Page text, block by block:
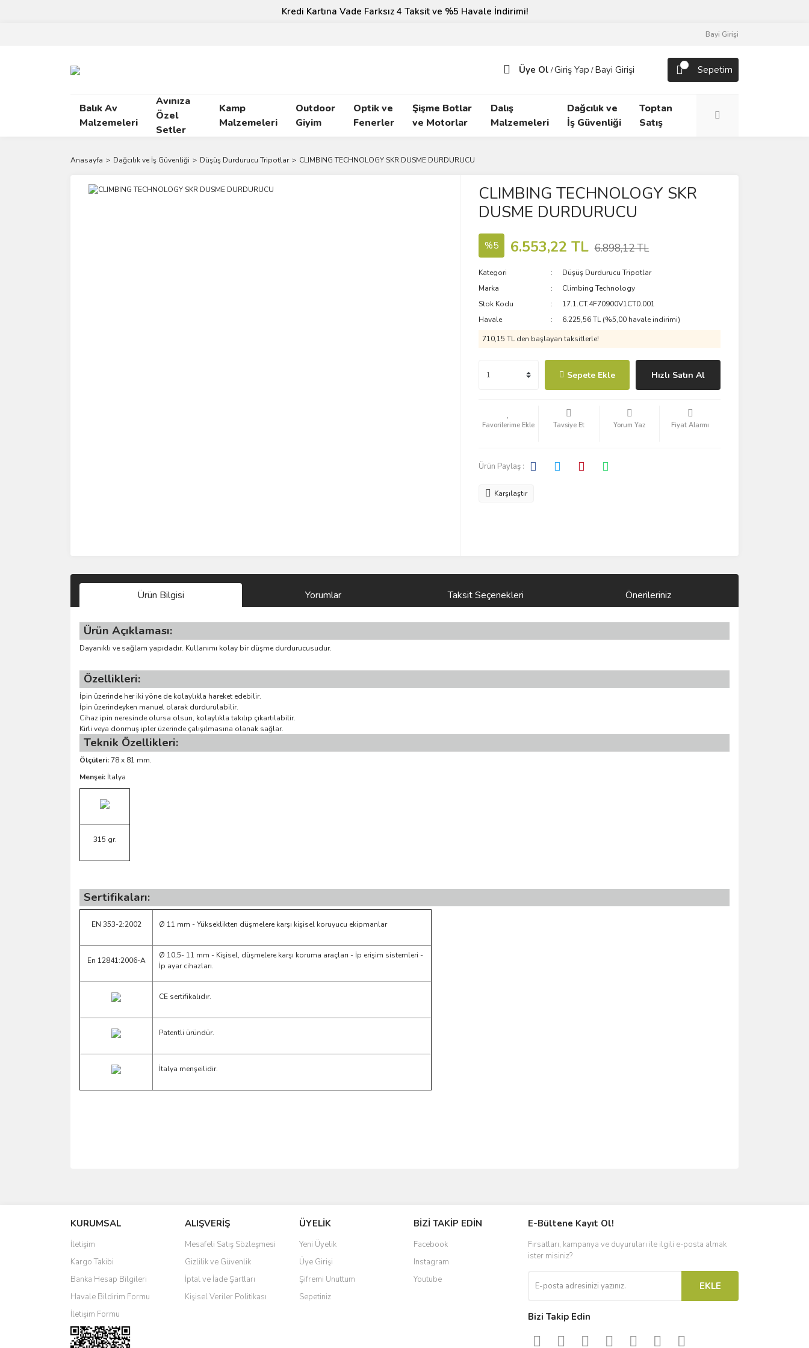
Kredi Kartına Vade Farksız 4 Taksit ve %5 Havale İndirimi!
Bayi Girişi
Üye Ol /Giriş Yap / Bayi Girişi Sepetim
Balık Av
Malzemeleri
Avınıza
Özel
Setler
Kamp
Malzemeleri
Outdoor
Giyim
Optik ve
Fenerler
Şişme Botlar
ve Motorlar
Dalış
Malzemeleri
Dağcılık ve
İş Güvenliği
Toptan
Satış
Anasayfa Dağcılık ve İş Güvenliği Düşüş Durdurucu Tripotlar CLIMBING TECHNOLOGY SKR DUSME DURDURUCU
CLIMBING TECHNOLOGY SKR
DUSME DURDURUCU
%5 6.553,22 TL 6.898,12 TL
Kategori
Düşüş Durdurucu Tripotlar
Marka
Climbing Technology
Stok Kodu
17.1.CT.4F70900V1CT0.001
Havale
6.225,56 TL (%5,00 havale indirimi)
710,15 TL den başlayan taksitlerle!
Sepete Ekle Hızlı Satın Al
Tavsiye Et Yorum Yaz Fiyat Alarmı
Ürün Paylaş :
Karşılaştır
Ürün Bilgisi Yorumlar Taksit Seçenekleri Önerileriniz
Ürün Açıklaması:
Dayanıklı ve sağlam yapıdadır. Kullanımı kolay bir düşme durdurucusudur.
Özellikleri:
İpin üzerinde her iki yöne de kolaylıkla hareket edebilir.
İpin üzerindeyken manuel olarak durdurulabilir.
Cihaz ipin neresinde olursa olsun, kolaylıkla takılıp çıkartılabilir.
Kirli veya donmuş ipler üzerinde çalışılmasına olanak sağlar.
Teknik Özellikleri:
Ölçüleri:78 x 81 mm.
Menşei: İtalya
315 gr.
Sertifikaları:
EN 353-2:2002 Ø 11 mm - Yükseklikten düşmelere karşı kişisel koruyucu ekipmanlar
En 12841:2006-A
Ø 10,5- 11 mm - Kişisel, düşmelere karşı koruma araçları - İp erişim sistemleri -
İp ayar cihazları.
CE sertifikalıdır.
Patentli üründür.
İtalya menşeilidir.
Ürün resmi kalitesiz, bozuk veya görüntülenemiyor.
Ürün açıklamasında eksik bilgiler bulunuyor.
Ürün bilgilerinde hatalar bulunuyor.
Ürün fiyatı diğer sitelerden daha pahalı.
Bu ürüne benzer farklı alternatifler olmalı.
KURUMSAL
İletişim
Kargo Takibi
Banka Hesap Bilgileri
Havale Bildirim Formu
İletişim Formu
ALIŞVERİŞ
Mesafeli Satış Sözleşmesi
Gizlilik ve Güvenlik
İptal ve İade Şartları
Kişisel Veriler Politikası
ÜYELİK
Yeni Üyelik
Üye Girişi
Şifremi Unuttum
Sepetiniz
BİZİ TAKİP EDİN
Facebook
Instagram
Youtube
E-Bültene Kayıt Ol!
Fırsatları, kampanya ve duyuruları ile ilgili e-posta almak
ister misiniz?
EKLE
Bizi Takip Edin